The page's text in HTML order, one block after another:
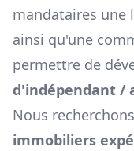
mandataires une
ainsi qu'une
permettre de
d'indépendant /
Nous
immobiliers